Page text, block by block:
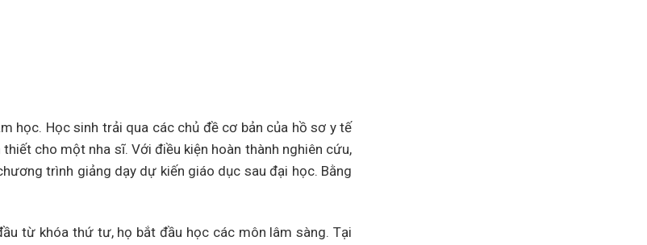
học. Học sinh trải qua các chủ đề cơ bản của hồ sơ y tế
cho một nha sĩ. Với điều kiện hoàn thành nghiên cứu,
trình giảng dạy dự kiến ​​giáo dục sau đại học. Bằng
từ khóa thứ tư, họ bắt đầu học các môn lâm sàng. Tại